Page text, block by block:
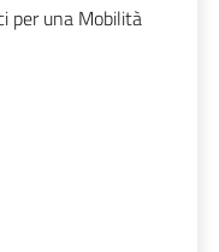
per una Mobilità